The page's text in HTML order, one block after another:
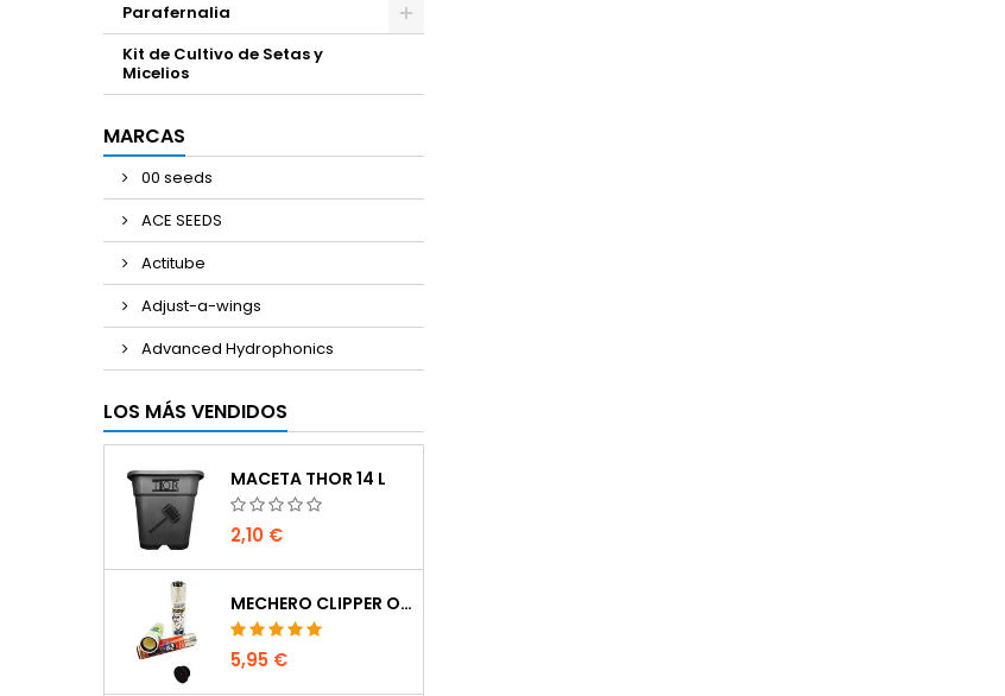
Parafernalia
Kit de Cultivo de Setas y
Micelios
MARCAS
00 seeds
ACE SEEDS
Actitube
Adjust-a-wings
Advanced Hydrophonics
LOS MÁS VENDIDOS
MACETA THOR 14 L
2,10 €
MECHERO CLIPPER OCULTACIÓN
5,95 €